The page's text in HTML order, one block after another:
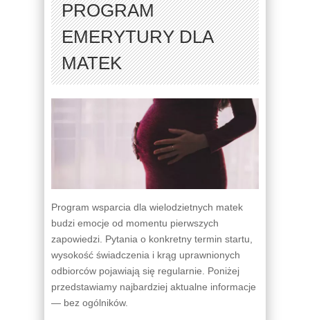
PROGRAM
EMERYTURY DLA
MATEK
Program wsparcia dla wielodzietnych matek
budzi emocje od momentu pierwszych
zapowiedzi. Pytania o konkretny termin startu,
wysokość świadczenia i krąg uprawnionych
odbiorców pojawiają się regularnie. Poniżej
przedstawiamy najbardziej aktualne informacje
— bez ogólników.